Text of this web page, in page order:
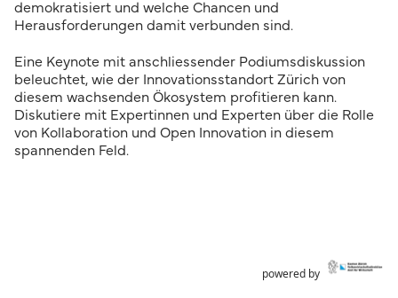
demokratisiert und welche Chancen und
Herausforderungen damit verbunden sind.
Eine Keynote mit anschliessender Podiumsdiskussion
beleuchtet, wie der Innovationsstandort Zürich von
diesem wachsenden Ökosystem profitieren kann.
Diskutiere mit Expertinnen und Experten über die Rolle
von Kollaboration und Open Innovation in diesem
spannenden Feld.
powered by